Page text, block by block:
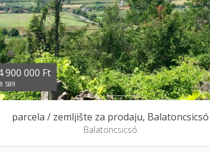
900 000 Ft
589
parcela / zemljište za prodaju, Balatoncsicsó
Balatoncsicsó